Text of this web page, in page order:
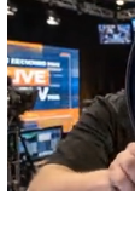
n
m